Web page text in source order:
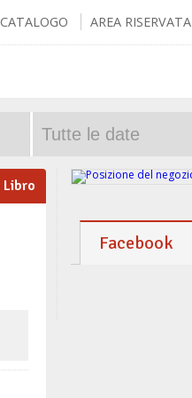
CATALOGO AREA RISERVATA
Libro
Facebook